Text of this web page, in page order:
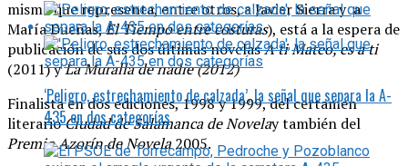
misma que representa, entre otros, a Javier Sierra y a
María Dueñas,El Tiempo entre costuras), está a la espera de
publicación de sus dos últimas novelasA ti Mateo, es a ti
(2011) yLa Muralla de nadie (2012)
Finalista en dos ediciones, 1998 y 1999, del certamen
literarioCiudad de Salamanca de Novelay también del
Premio Azorín de Novela2005.
‘Peligro, estrechamiento de calzada’, la señal que separa la A-
435 en dos categorías